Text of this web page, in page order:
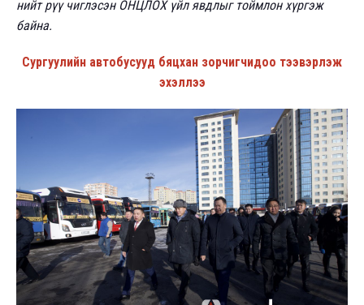
нийт рүү чиглэсэн ОНЦЛОХ үйл явдлыг тоймлон хүргэж
байна.
Сургуулийн автобусууд бяцхан зорчигчидоо тээвэрлэж
эхэллээ